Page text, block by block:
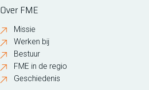
Over FME
Missie
Werken bij
Bestuur
FME in de regio
Geschiedenis